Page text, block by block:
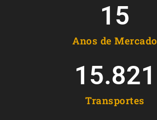
Anos de Mercado
15
Transportes
15.821